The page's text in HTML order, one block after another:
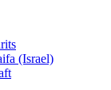
(Israel)